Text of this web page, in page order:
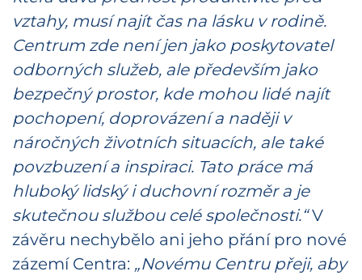
vztahy, musí najít čas na lásku v rodině.
Centrum zde není jen jako poskytovatel
odborných služeb, ale především jako
bezpečný prostor, kde mohou lidé najít
pochopení, doprovázení a naději v
náročných životních situacích, ale také
povzbuzení a inspiraci. Tato práce má
hluboký lidský i duchovní rozměr a je
skutečnou službou celé společnosti.“V
závěru nechybělo ani jeho přání pro nové
zázemí Centra: „Novému Centru přeji, aby